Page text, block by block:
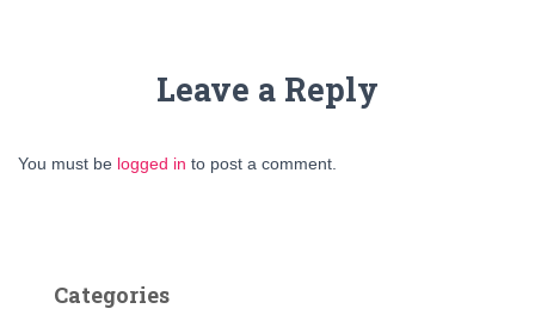
Leave a Reply
You must be logged in to post a comment.
Categories